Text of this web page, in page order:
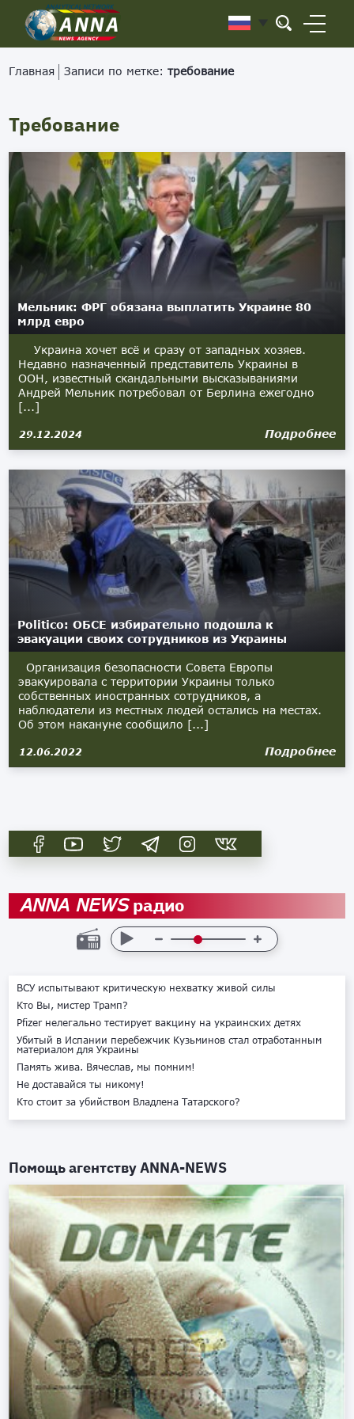
Главная Записи по метке:требование
Требование
Мельник: ФРГ обязана выплатить Украине 80
млрд евро
Украина хочет всё и сразу от западных хозяев.
Недавно назначенный представитель Украины в
ООН, известный скандальными высказываниями
Андрей Мельник потребовал от Берлина ежегодно
[...]
29.12.2024 Подробнее
Politico: ОБСЕ избирательно подошла к
эвакуации своих сотрудников из Украины
Организация безопасности Совета Европы
эвакуировала с территории Украины только
собственных иностранных сотрудников, а
наблюдатели из местных людей остались на местах.
Об этом накануне сообщило [...]
12.06.2022 Подробнее
ANNA NEWSрадио
ВСУ испытывают критическую нехватку живой силы
Кто Вы, мистер Трамп?
Pfizer нелегально тестирует вакцину на украинских детях
Убитый в Испании перебежчик Кузьминов стал отработанным
материалом для Украины
Память жива. Вячеслав, мы помним!
Не доставайся ты никому!
Кто стоит за убийством Владлена Татарского?
Помощь агентствуANNA-NEWS